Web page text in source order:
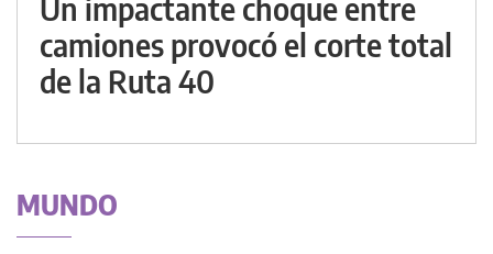
Un impactante choque entre
camiones provocó el corte total
de la Ruta 40
MUNDO